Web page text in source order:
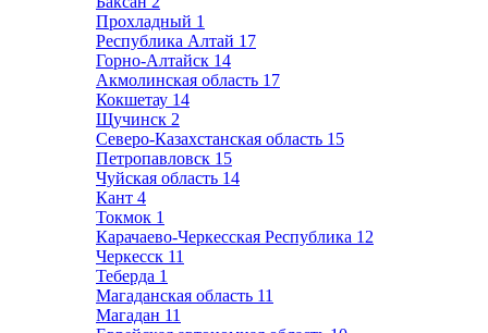
Прохладный 1
Республика Алтай 17
Горно-Алтайск 14
Акмолинская область 17
Кокшетау 14
Щучинск 2
Северо-Казахстанская область 15
Петропавловск 15
Чуйская область 14
Кант 4
Токмок 1
Карачаево-Черкесская Республика 12
Черкесск 11
Теберда 1
Магаданская область 11
Магадан 11